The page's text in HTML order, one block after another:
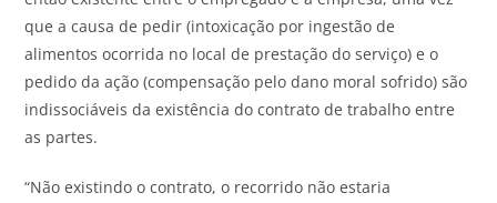
que a causa de pedir (intoxicação por ingestão de
alimentos ocorrida no local de prestação do serviço) e o
pedido da ação (compensação pelo dano moral sofrido) são
indissociáveis da existência do contrato de trabalho entre
as partes.
“Não existindo o contrato, o recorrido não estaria